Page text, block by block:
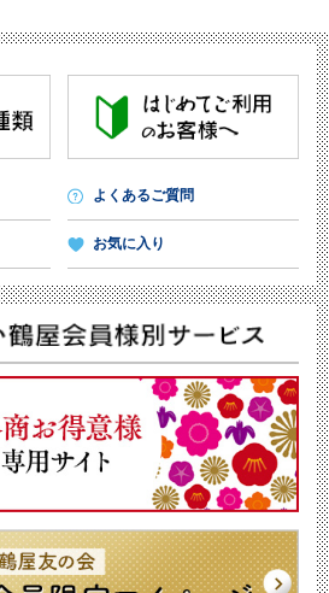
よくあるご質問
お気に入り